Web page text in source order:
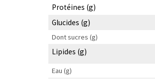
Protéines (g)
Glucides (g)
Dont sucres (g)
Lipides (g)
Eau (g)